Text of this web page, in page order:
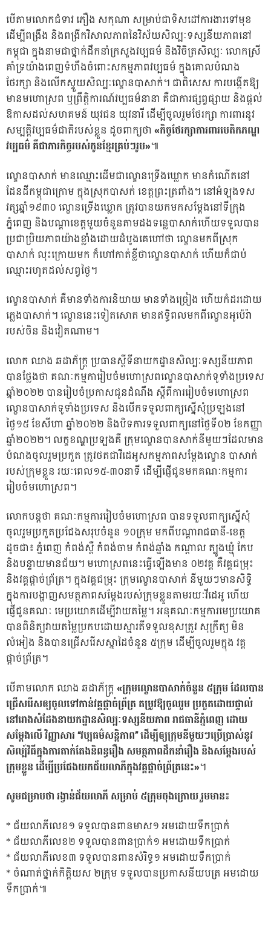
បើតាមលោកជំទាវ ភឿង សកុណា សម្រាប់ជាទិសដៅការងារទៅមុខ
ដើម្បីពង្រឹង និងពង្រីកវិសាលភាពនៃវិស័យសិល្បៈទស្សនីយភាពនៅ
កម្ពុជា ក្នុងនាមជាថ្នាក់ដឹកនាំក្រសួងវប្បធម៌ និងវិចិត្រសិល្បៈ លោកស្រី
គាំទ្រយ៉ាងពេញទំហឹងចំពោះសកម្មភាពវប្បធម៌ ក្នុងគោលបំណង
ថែរក្សា និងលើកស្ទួយសិល្បៈល្ខោនបាសាក់។ ជាពិសេស ការបង្កើតឱ្យ
មានមហោស្រព ឬព្រឹត្តិការណ៍វប្បធម៌នានា គឺជាការផ្សព្វផ្សាយ និងផ្តល់
ឱកាសដល់សហគមន៍ យុវជន យុវនារី ដើម្បីចូលរួមថែរក្សា ការពារនូវ
សម្បត្តិវប្បធម៌ជាតិរបស់ខ្លួន ដូចពាក្យថា «កិច្ចថែរក្សាការពារបេតិកភណ្ឌ
វប្បធម៌ គឺជាភារកិច្ចរបស់កូនខ្មែរគ្រប់ៗរូប»៕
ល្ខោនបាសាក់ មានឈ្មោះដើមជាល្ខោនទ្រើងឃ្លោក មានកំណើតនៅ
ដែនដីកម្ពុជាក្រោម ក្នុងស្រុកបាសក់ ខេត្តព្រះត្រពាំង។ នៅអំឡុងទស
វត្សឆ្នាំ១៩៣០ ល្ខោនទ្រើងឃ្លោក ត្រូវបានយកមកសម្តែងនៅទីក្រុង
ភ្នំពេញ និងបណ្តាខេត្តមួយចំនួនតាមដងទន្លេបាសាក់ហើយទទួលបាន
ប្រជាប្រិយភាពយ៉ាងខ្លាំងដោយដំបូងគេហៅថា ល្ខោនមកពីស្រុក
បាសាក់ លុះក្រោយមក ក៏ហៅកាត់ខ្លីថាល្ខោនបាសាក់ ហើយក៏ជាប់
ឈ្មោះរហូតដល់សព្វថ្ងៃ។
ល្ខោនបាសាក់ គឺមានទាំងការនិយាយ មានទាំងច្រៀង ហើយកំដរដោយ
ភ្លេងបាសាក់។ ល្ខោននេះទៀតសោត មានឥទ្ធិពលមកពីល្ខោនអូប៉េរ៉ា
របស់ចិន និងវៀតណាម។
លោក ឈាង ឆដាភ័ក្ត្រ ប្រធានស្តីទីនាយកដ្ឋានសិល្បៈទស្សនីយភាព
បានថ្លែងថា គណៈកម្មការៀបចំមហោស្រពល្ខោនបាសាក់ទូទាំងប្រទេស
ឆ្នាំ២០២២ បានរៀបចំប្រកាសជូនដំណឹង ស្តីពីការរៀបចំមហោស្រព
ល្ខោនបាសាក់ទូទាំងប្រទេស និងបើកទទួលពាក្យស្នើសុំប្រឡងនៅ
ថ្ងៃ១៥ ខែសីហា ឆ្នាំ២០២២ និងបិទការទទួលពាក្យនៅថ្ងៃទី០២ ខែកញ្ញា
ឆ្នាំ២០២២។ លក្ខខណ្ឌប្រឡងគឺ ក្រុមល្ខោនបានសាក់នីមួយៗដែលមាន
បំណងចូលរួមប្រកួត ត្រូវថតជាវីដេអូសកម្មភាពសម្តែងល្ខោន បាសាក់
របស់ក្រុមខ្លួន រយៈពេល១៥-៣០នាទី ដើម្បីផ្ញើជូនមកគណៈកម្មការ
រៀបចំមហោស្រព។
លោកបន្តថា គណៈកម្មការរៀបចំមហោស្រព បានទទួលពាក្យស្នើសុំ
ចូលរួមប្រកួតប្រជែងសរុបចំនួន ១០ក្រុម មកពីបណ្តារាជធានី-ខេត្ត
ដូចជា៖ ភ្នំពេញ កំពង់ស្ពឺ កំពង់ចាម កំពង់ឆ្នាំង កណ្តាល ត្បូងឃ្មុំ កែប
និងបន្ទាយមានជ័យ។ មហោស្រពនេះធ្វើឡើងមាន ០២វគ្គ គឺវគ្គជម្រុះ
និងវគ្គផ្តាច់ព្រ័ត្រ។ ក្នុងវគ្គជម្រុះ ក្រុមល្ខោនបាសាក់ នីមួយៗមានសិទ្ធិ
ក្នុងការបង្ហាញសមត្ថភាពសម្តែងរបស់ក្រុមខ្លួនតាមរយៈវីដេអូ ហើយ
ផ្ញើជូនគណៈ មេប្រយោគដើម្បីវាយតម្លៃ។ អនុគណៈកម្មការមេប្រយោគ
បានពិនិត្យវាយតម្លៃប្រកបដោយស្មារតីទទួលខុសត្រូវ សុក្រឹត្យ មិន
លំអៀង និងបានជ្រើសរើសស្នាដៃចំនួន ៥ក្រុម ដើម្បីចូលរួមក្នុង វគ្គ
ផ្តាច់ព្រ័ត្រ។
បើតាមលោក ឈាង ឆដាភ័ក្ត្រ«ក្រុមល្ខោនបាសាក់ចំនួន ៥ក្រុម ដែលបាន
ជ្រើសរើសឲ្យចូលទៅកាន់វគ្គផ្តាច់ព្រ័ត្រ តម្រូវឱ្យចូលរួម ប្រកួតដោយផ្ទាល់
នៅរោងសំដែងនាយកដ្ឋានសិល្បៈទស្សនីយភាព រាជធានីភ្នំពេញ ដោយ
សម្តែងលើ វិញ្ញាសារ “វប្បធម៌សន្តិភាព” ដើម្បីឲ្យក្រុមនីមួយៗប្រើប្រាស់នូវ
សិល្ប៍វិធីក្នុងការតាក់តែងនិពន្ធរឿង សមត្ថភាពដឹកនាំរឿង និងសម្តែងរបស់
ក្រុមខ្លួន ដើម្បីប្រជែងយកជ័យលាភីក្នុងវគ្គផ្ដាច់ព្រ័ត្រនេះ»។
សូមជម្រាបថា រង្វាន់ជ័យលាភី សម្រាប់ ៥ក្រុមចុងក្រោយ រួមមាន៖
* ជ័យលាភីលេខ១ ទទួលបានពានមាស១ អមដោយទឹកប្រាក់
* ជ័យលាភីលេខ២ ទទួលបានពានប្រាក់១ អមដោយទឹកប្រាក់
* ជ័យលាភីលេខ៣ ទទួលបានពានសំរិទ្ធ១ អមដោយទឹកប្រាក់
* ចំណាត់ថ្នាក់កិត្តិយស ២ក្រុម ទទួលបានប្រកាសនីយបត្រ អមដោយ
ទឹកប្រាក់៕